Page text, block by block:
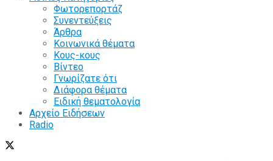
Φωτορεπορτάζ
Συνεντεύξεις
Άρθρα
Κοινωνικά θέματα
Κους-κους
Βίντεο
Γνωρίζατε ότι
Διάφορα θέματα
Ειδική θεματολογία
Αρχείο Ειδήσεων
Radio